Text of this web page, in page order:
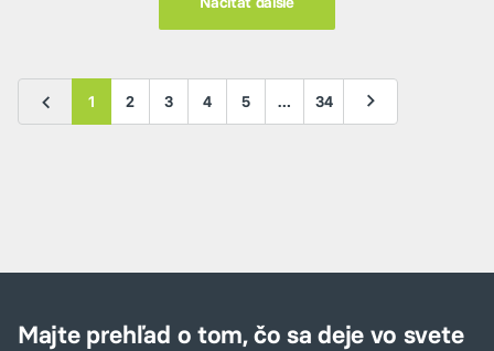
1 2 3 4 5 … 34
Majte prehľad o tom, čo sa deje vo svete